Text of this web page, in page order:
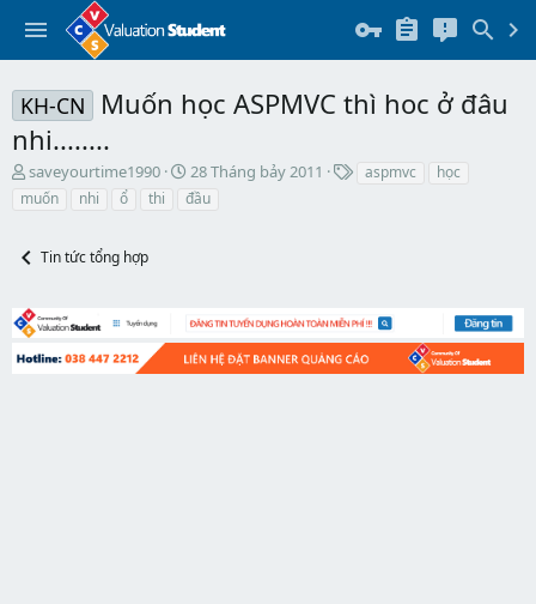
KH-CN
Muốn học ASPMVC thì hoc ở đâu
nhi........
T
h
a
t
a
r
saveyourtime1990
N
g
đ
ầ
u
28 Tháng bảy 2011 aspmvc
học
muốn
nhi ổ thi đầu
Tin tức tổng hợp